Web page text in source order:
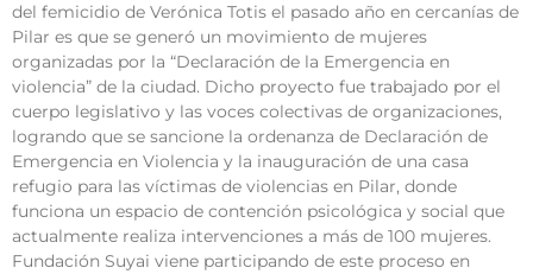
del femicidio de Verónica Totis el pasado año en cercanías de
Pilar es que se generó un movimiento de mujeres
organizadas por la “Declaración de la Emergencia en
violencia” de la ciudad. Dicho proyecto fue trabajado por el
cuerpo legislativo y las voces colectivas de organizaciones,
logrando que se sancione la ordenanza de Declaración de
Emergencia en Violencia y la inauguración de una casa
refugio para las víctimas de violencias en Pilar, donde
funciona un espacio de contención psicológica y social que
actualmente realiza intervenciones a más de 100 mujeres.
Fundación Suyai viene participando de este proceso en